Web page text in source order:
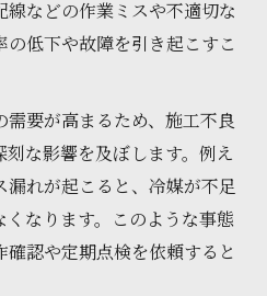
線などの作業ミスや不適切な
低下や故障を引き起こすこ
要が高まるため、施工不良
な影響を及ぼします。例え
れが起こると、冷媒が不足
くなります。このような事態
認や定期点検を依頼すると